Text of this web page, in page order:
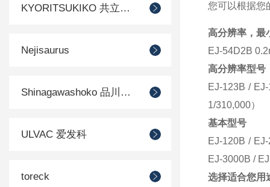
KYORITSUKIKO 共立机巧
Nejisaurus
Shinagawashoko 品川商工
ULVAC 爱发科
toreck
您可以根据您
高分辨率，最
EJ-54D2B
高分辨率型号
EJ-123B /
1/310,000）
基本型号
EJ-120B /
EJ-3000B /
选择适合您用